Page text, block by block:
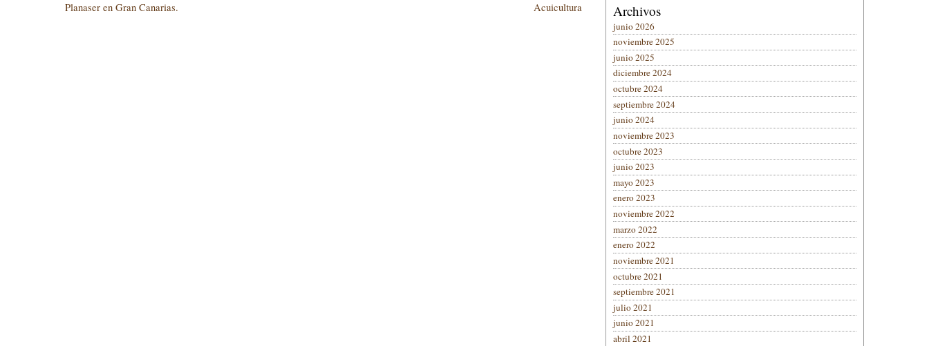
Planaser en Gran Canarias.
Acuicultura
Archivos
junio 2026
noviembre 2025
junio 2025
diciembre 2024
octubre 2024
septiembre 2024
junio 2024
noviembre 2023
octubre 2023
junio 2023
mayo 2023
enero 2023
noviembre 2022
marzo 2022
enero 2022
noviembre 2021
octubre 2021
septiembre 2021
julio 2021
junio 2021
abril 2021